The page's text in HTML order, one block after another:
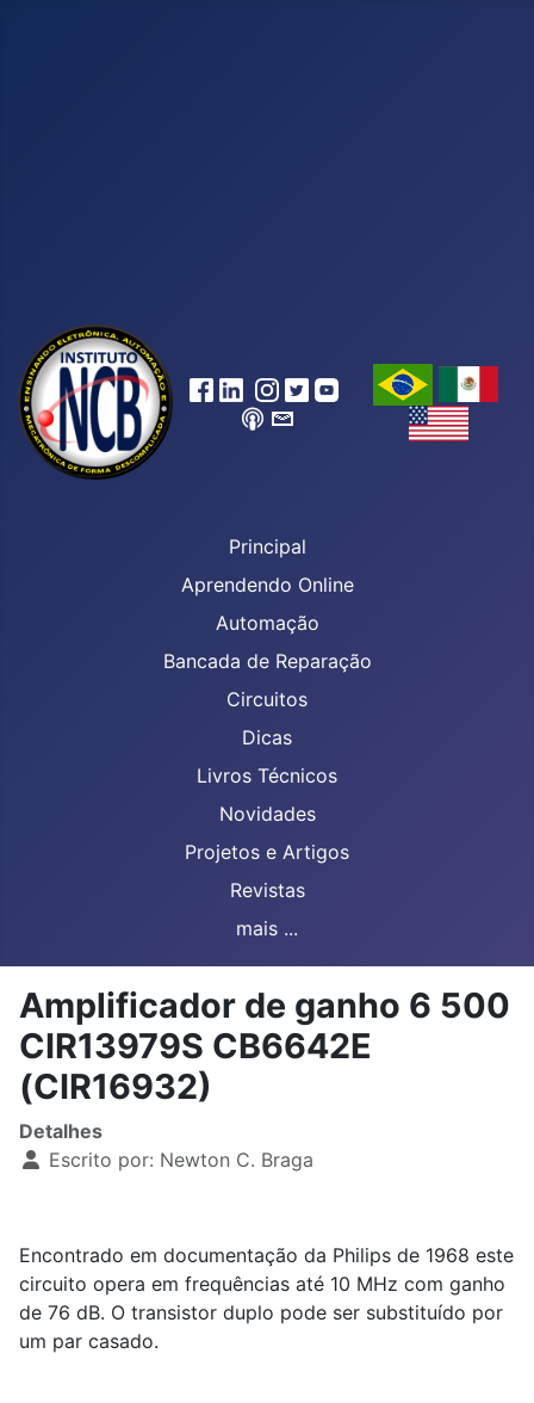
Principal
Aprendendo Online
Automação
Bancada de Reparação
Circuitos
Dicas
Livros Técnicos
Novidades
Projetos e Artigos
Revistas
mais ...
Amplificador de ganho 6 500
CIR13979S CB6642E
(CIR16932)
Detalhes
Escrito por: Newton C. Braga
Encontrado em documentação da Philips de 1968 este
circuito opera em frequências até 10 MHz com ganho
de 76 dB. O transistor duplo pode ser substituído por
um par casado.